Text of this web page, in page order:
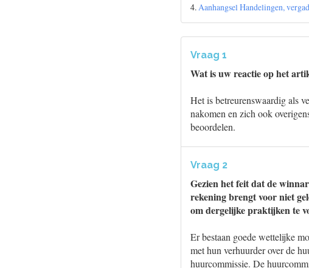
4.Aanhangsel Handelingen,
Vraag 1
Wat is uw reactie op het
Het is betreurenswaardig als
nakomen en zich ook
beoordelen.
Vraag 2
Gezien het feit dat de
rekening brengt voor niet
om dergelijke praktijken te
Er bestaan goede wettelijke
met hun verhuurder over de
huurcommissie. De